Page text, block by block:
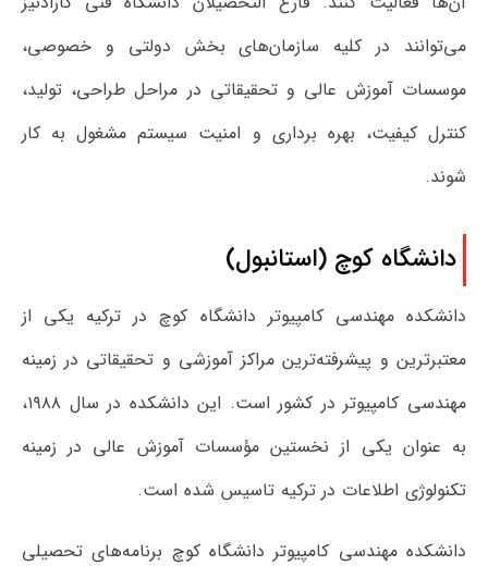
می‌توانند در کلیه سازمان‌های بخش دولتی و خصوصی،
موسسات آموزش عالی و تحقیقاتی در مراحل طراحی، تولید،
کنترل کیفیت، بهره برداری و امنیت سیستم مشغول به کار
شوند.
دانشگاه کوچ (استانبول)
دانشکده مهندسی کامپیوتر دانشگاه کوچ در ترکیه یکی از
معتبرترین و پیشرفته‌ترین مراکز آموزشی و تحقیقاتی در زمینه
مهندسی کامپیوتر در کشور است. این دانشکده در سال ۱۹۸۸،
به عنوان یکی از نخستین مؤسسات آموزش عالی در زمینه
تکنولوژی اطلاعات در ترکیه تاسیس شده است.
دانشکده مهندسی کامپیوتر دانشگاه کوچ برنامه‌های تحصیلی